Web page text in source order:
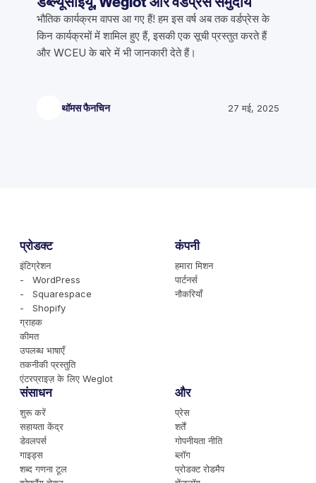
भौतिक कार्यक्रम वापस आ गए हैं! हम इस वर्ष अब तक वर्डप्रेस के
किन कार्यक्रमों में शामिल हुए हैं, इसकी एक सूची प्रस्तुत करते हैं
और WCEU के बारे में भी जानकारी देते हैं।
थॉमस फैनचिन 27 मई, 2025
प्रोडक्ट
इंटिग्रेशन
- WordPress
- Squarespace
- Shopify
ग्राहक
कीमत
उपलब्ध भाषाएँ
तकनीकी प्रस्तुति
एंटरप्राइज़ के लिए Weglot
कंपनी
हमारा मिशन
पार्टनर्स
नौकरियाँ
संसाधन
शुरू करें
सहायता केंद्र
डेवलपर्स
गाइड्स
शब्द गणना टूल
और
प्रेस
शर्तें
गोपनीयता नीति
ब्लॉग
प्रोडक्ट रोडमैप